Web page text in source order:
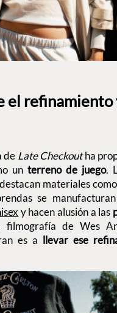
el refinamiento
de Late Checkoutha
un terreno de juego.
materiales
se
y hacen alusión a las
de Wes
es a llevar ese